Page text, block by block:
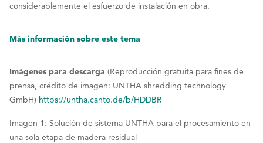
considerablemente el esfuerzo de instalación en obra.
Más información sobre este tema
Imágenes para descarga (Reproducción gratuita para fines de
prensa, crédito de imagen: UNTHA shredding technology
GmbH) https://untha.canto.de/b/HDDBR
Imagen 1: Solución de sistema UNTHA para el procesamiento en
una sola etapa de madera residual